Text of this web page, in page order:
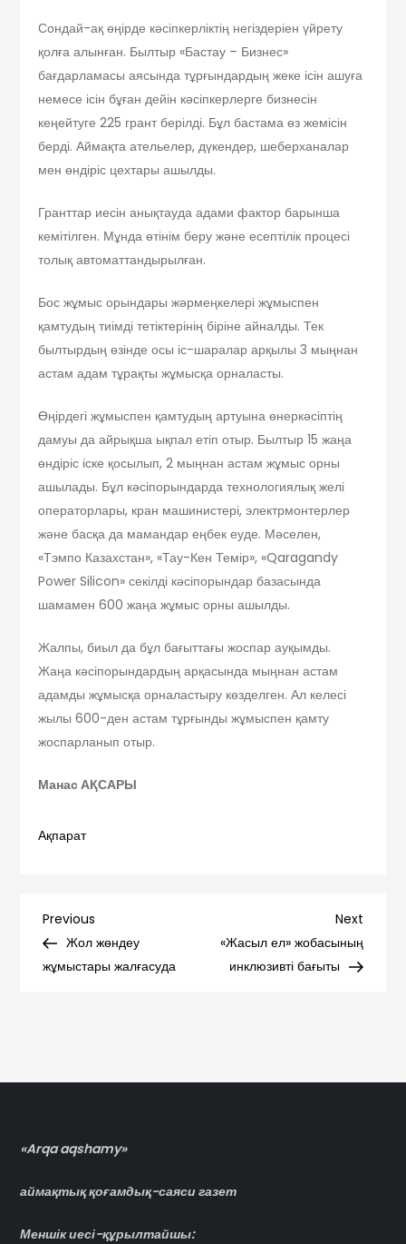
Сондай-ақ өңірде кәсіпкерліктің негіздеріен үйрету
қолға алынған. Былтыр «Бастау – Бизнес»
бағдарламасы аясында тұрғындардың жеке ісін ашуға
немесе ісін бұған дейін кәсіпкерлерге бизнесін
кеңейтуге 225 грант берілді. Бұл бастама өз жемісін
берді. Аймақта ательелер, дүкендер, шеберханалар
мен өндіріс цехтары ашылды.
Гранттар иесін анықтауда адами фактор барынша
кемітілген. Мұнда өтінім беру және есептілік процесі
толық автоматтандырылған.
Бос жұмыс орындары жәрмеңкелері жұмыспен
қамтудың тиімді тетіктерінің біріне айналды. Тек
былтырдың өзінде осы іс-шаралар арқылы 3 мыңнан
астам адам тұрақты жұмысқа орналасты.
Өңірдегі жұмыспен қамтудың артуына өнеркәсіптің
дамуы да айрықша ықпал етіп отыр. Былтыр 15 жаңа
өндіріс іске қосылып, 2 мыңнан астам жұмыс орны
ашылады. Бұл кәсіпорындарда технологиялық желі
операторлары, кран машинистері, электрмонтерлер
және басқа да мамандар еңбек еуде. Мәселен,
«Тэмпо Казахстан», «Тау-Кен Темір», «Qaragandy
Power Silicon» секілді кәсіпорындар базасында
шамамен 600 жаңа жұмыс орны ашылды.
Жалпы, биыл да бұл бағыттағы жоспар ауқымды.
Жаңа кәсіпорындардың арқасында мыңнан астам
адамды жұмысқа орналастыру көзделген. Ал келесі
жылы 600-ден астам тұрғынды жұмыспен қамту
жоспарланып отыр.
Манас АҚСАРЫ
Ақпарат
Навигация
по
Previous
Post
Previous
Жол жөндеу
жұмыстары жалғасуда
Next
Post
Next
«Жасыл ел» жобасының
инклюзивті бағыты
«Arqa aqshamy»
аймақтық қоғамдық-саяси газет
Меншік иесі-құрылтайшы: